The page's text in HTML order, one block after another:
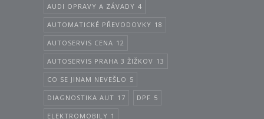
AUDI OPRAVY A ZÁVADY 4
AUTOMATICKÉ PŘEVODOVKY 18
AUTOSERVIS CENA 12
AUTOSERVIS PRAHA 3 ŽIŽKOV 13
CO SE JINAM NEVEŠLO 5
DIAGNOSTIKA AUT 17 DPF 5
ELEKTROMOBILY 1